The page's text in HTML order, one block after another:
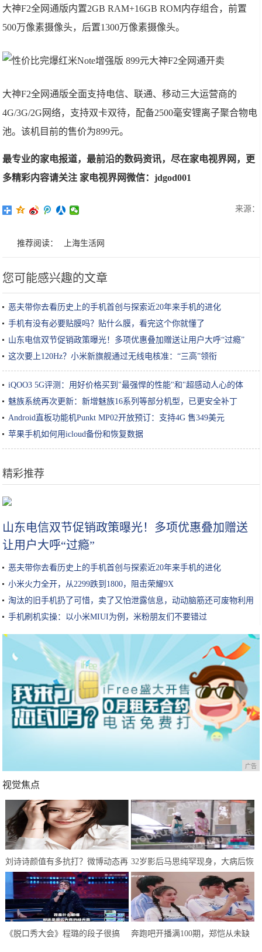
大神F2全网通版内置2GB RAM+16GB ROM内存组合，前置
500万像素摄像头，后置1300万像素摄像头。
大神F2全网通版全面支持电信、联通、移动三大运营商的
4G/3G/2G网络，支持双卡双待，配备2500毫安锂离子聚合物电
池。该机目前的售价为899元。
最专业的家电报道，最前沿的数码资讯，尽在家电视界网，更
多精彩内容请关注 家电视界网微信：jdgod001
来源：
推荐阅读： 上海生活网
您可能感兴趣的文章
恶夫带你去看历史上的手机首创与探索近20年来手机的进化
手机有没有必要贴膜吗？贴什么膜，看完这个你就懂了
山东电信双节促销政策曝光！多项优惠叠加赠送让用户大呼“过瘾”
这次要上120Hz？小米新旗舰通过无线电核准：“三高”领衔
iQOO3 5G评测：用好价格买到"最强悍的性能"和"超感动人心的体
验"
魅族系统再次更新：新增魅族16系列等部分机型，已更安全补丁
Android直板功能机Punkt MP02开放预订：支持4G 售349美元
苹果手机如何用icloud备份和恢复数据
精彩推荐
山东电信双节促销政策曝光！多项优惠叠加赠送
让用户大呼“过瘾”
恶夫带你去看历史上的手机首创与探索近20年来手机的进化
小米火力全开，从2299跌到1800，阻击荣耀9X
淘汰的旧手机扔了可惜，卖了又怕泄露信息，动动脑筋还可废物利用
手机刷机实操：以小米MIUI为例，米粉朋友们不要错过
广告
视觉焦点
刘诗诗颜值有多抗打？微博动态再
次刷新认知，网友：婚后生活和谐
32岁影后马思纯罕现身，大病后恢
复良好，只是体型仍肥胖惹人担忧
《脱口秀大会》程璐的段子很搞
奔跑吧开播满100期，郑恺从未缺